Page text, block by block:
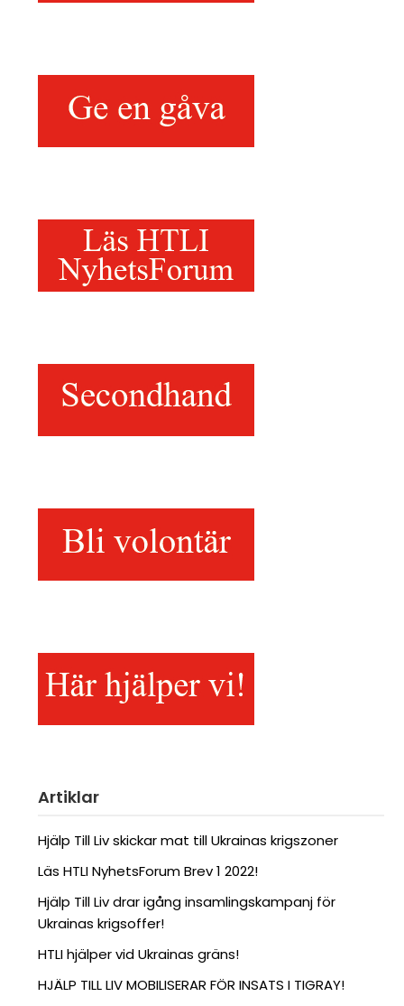
Artiklar
Hjälp Till Liv skickar mat till Ukrainas krigszoner
Läs HTLI NyhetsForum Brev 1 2022!
Hjälp Till Liv drar igång insamlingskampanj för
Ukrainas krigsoffer!
HTLI hjälper vid Ukrainas gräns!
HJÄLP TILL LIV MOBILISERAR FÖR INSATS I TIGRAY!